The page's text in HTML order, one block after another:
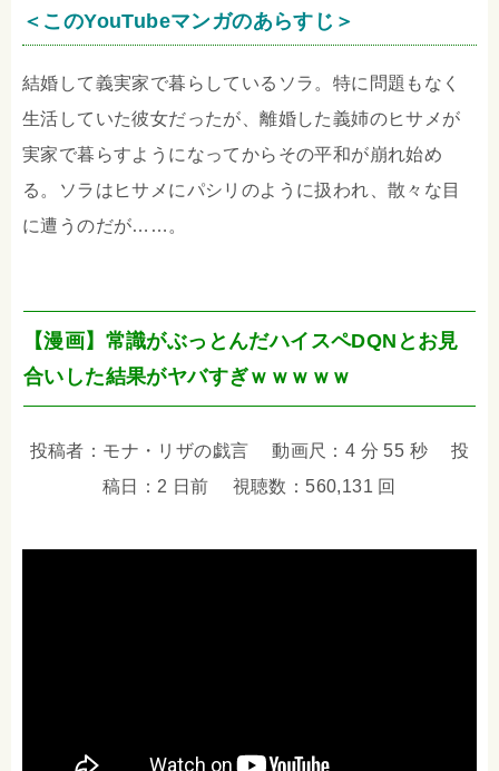
＜このYouTubeマンガのあらすじ＞
結婚して義実家で暮らしているソラ。特に問題もなく
生活していた彼女だったが、離婚した義姉のヒサメが
実家で暮らすようになってからその平和が崩れ始め
る。ソラはヒサメにパシリのように扱われ、散々な目
に遭うのだが……。
【漫画】常識がぶっとんだハイスペDQNとお見
合いした結果がヤバすぎｗｗｗｗｗ
投稿者：モナ・リザの戯言 動画尺：4 分 55 秒 投
稿日：2 日前 視聴数：560,131 回